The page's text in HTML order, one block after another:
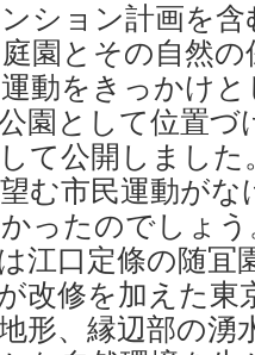
ション計画を含
園とその自然
動をきっかけ
園として位置づ
て公開しまし
む市民運動が
ったのでしょう
江口定條の随冝
改修を加えた東
形、縁辺部の湧